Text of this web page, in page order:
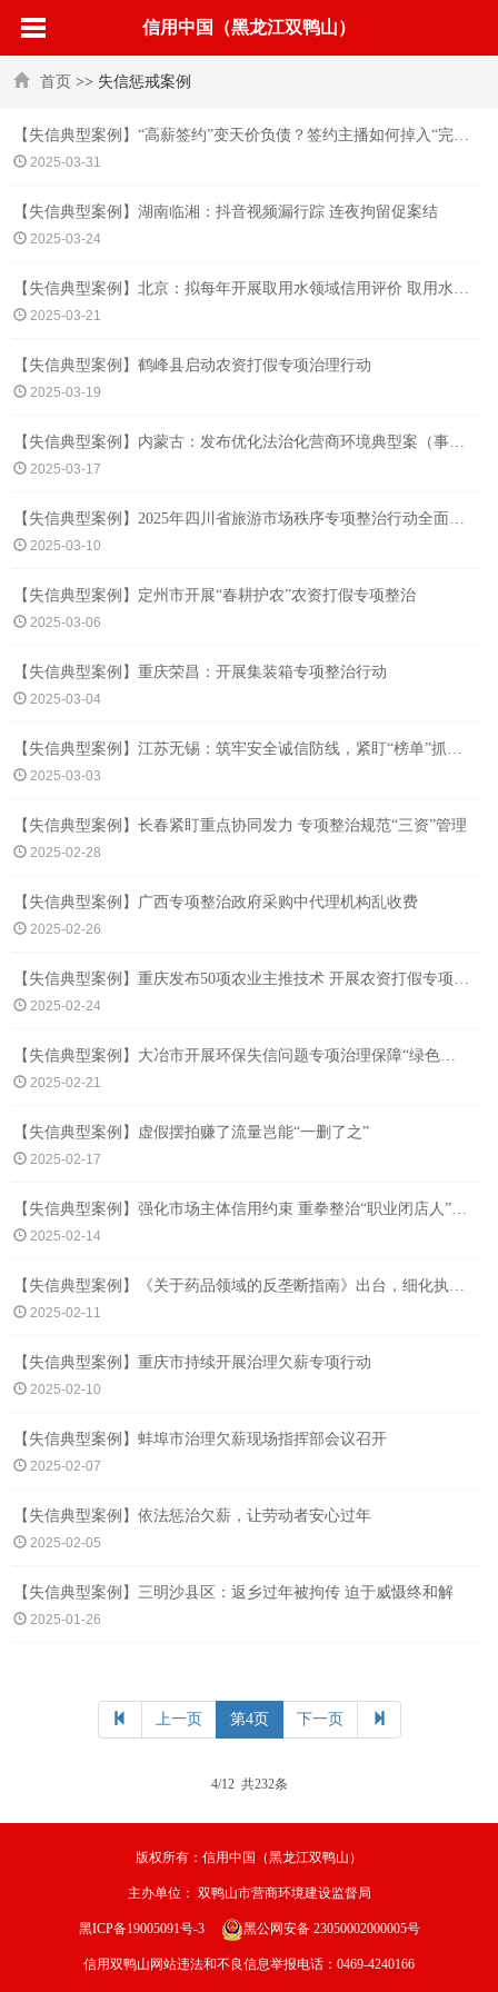
信用中国（黑龙江双鸭山）
首页 >> 失信惩戒案例
【失信典型案例】“高薪签约”变天价负债？签约主播如何掉入“完美陷阱”
2025-03-31
【失信典型案例】湖南临湘：抖音视频漏行踪 连夜拘留促案结
2025-03-24
【失信典型案例】北京：拟每年开展取用水领域信用评价 取用水严重失信行为扣20分
2025-03-21
【失信典型案例】鹤峰县启动农资打假专项治理行动
2025-03-19
【失信典型案例】内蒙古：发布优化法治化营商环境典型案（事）例
2025-03-17
【失信典型案例】2025年四川省旅游市场秩序专项整治行动全面开启
2025-03-10
【失信典型案例】定州市开展“春耕护农”农资打假专项整治
2025-03-06
【失信典型案例】重庆荣昌：开展集装箱专项整治行动
2025-03-04
【失信典型案例】江苏无锡：筑牢安全诚信防线，紧盯“榜单”抓整改
2025-03-03
【失信典型案例】长春紧盯重点协同发力 专项整治规范“三资”管理
2025-02-28
【失信典型案例】广西专项整治政府采购中代理机构乱收费
2025-02-26
【失信典型案例】重庆发布50项农业主推技术 开展农资打假专项治理行动
2025-02-24
【失信典型案例】大冶市开展环保失信问题专项治理保障“绿色发展”
2025-02-21
【失信典型案例】虚假摆拍赚了流量岂能“一删了之”
2025-02-17
【失信典型案例】强化市场主体信用约束 重拳整治“职业闭店人”乱象
2025-02-14
【失信典型案例】《关于药品领域的反垄断指南》出台，细化执法原则和认定标准
2025-02-11
【失信典型案例】重庆市持续开展治理欠薪专项行动
2025-02-10
【失信典型案例】蚌埠市治理欠薪现场指挥部会议召开
2025-02-07
【失信典型案例】依法惩治欠薪，让劳动者安心过年
2025-02-05
【失信典型案例】三明沙县区：返乡过年被拘传 迫于威慑终和解
2025-01-26
上一页 第4页 下一页
4/12 共232条
版权所有：信用中国（黑龙江双鸭山）
主办单位： 双鸭山市营商环境建设监督局
黑ICP备19005091号-3 黑公网安备 23050002000005号
信用双鸭山网站违法和不良信息举报电话：0469-4240166